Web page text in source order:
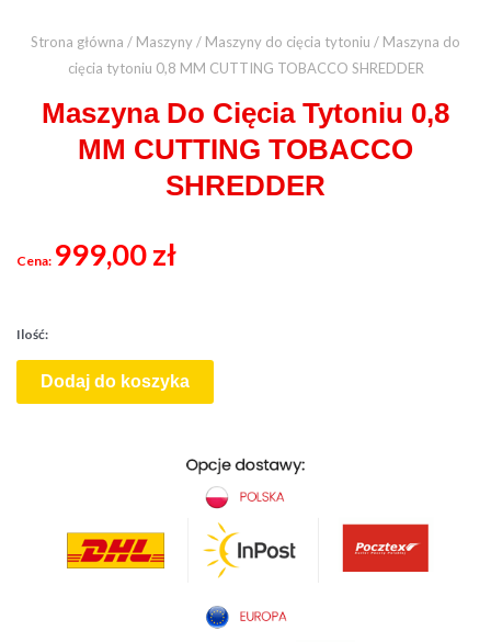
Strona główna / Maszyny/ Maszyny do cięcia tytoniu / Maszyna do
cięcia tytoniu 0,8 MM CUTTING TOBACCO SHREDDER
Maszyna Do Cięcia Tytoniu 0,8
MM CUTTING TOBACCO
SHREDDER
999,00zł
Dodaj do koszyka